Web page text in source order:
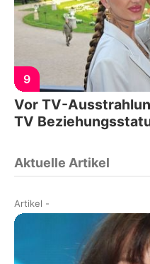
9
Vor TV-
TV
Aktuelle Artikel
Artikel -